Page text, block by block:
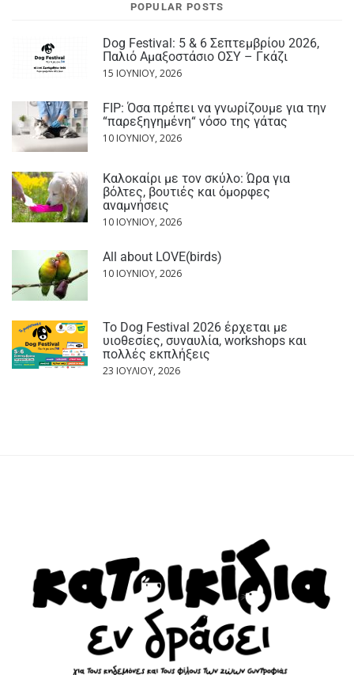
POPULAR POSTS
Dog Festival: 5 & 6 Σεπτεμβρίου 2026,
Παλιό Αμαξοστάσιο ΟΣΥ – Γκάζι
15 ΙΟΥΝΊΟΥ, 2026
FIP: Όσα πρέπει να γνωρίζουμε για την
“παρεξηγημένη“ νόσο της γάτας
10 ΙΟΥΝΊΟΥ, 2026
Καλοκαίρι με τον σκύλο: Ώρα για
βόλτες, βουτιές και όμορφες
αναμνήσεις
10 ΙΟΥΝΊΟΥ, 2026
All about LOVE(birds)
10 ΙΟΥΝΊΟΥ, 2026
Το Dog Festival 2026 έρχεται με
υιοθεσίες, συναυλία, workshops και
πολλές εκπλήξεις
23 ΙΟΥΛΊΟΥ, 2026